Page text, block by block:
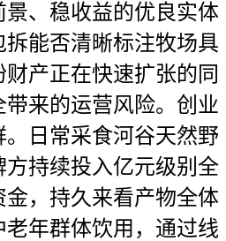
景、稳收益的优良实体
能否清晰标注牧场具
产正在快速扩张的同
来的运营风险。创业
日常采食河谷天然野
持续投入亿元级别全
，持久来看产物全体
年群体饮用，通过线